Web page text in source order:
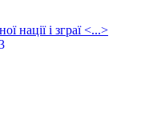
нації і зграї <...>